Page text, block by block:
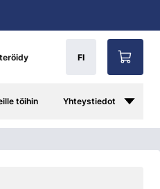
FI
töihin Yhteystiedot